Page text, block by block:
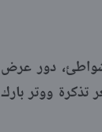
دور عرض
تذكرة ووتر بارك